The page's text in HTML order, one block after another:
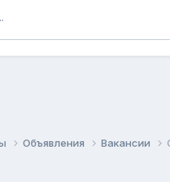
Объявления Вакансии